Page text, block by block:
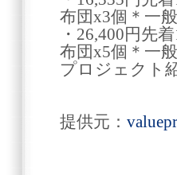
布団x3個＊一
・26,400円先
布団x5個＊一
プロジェクト
提供元：